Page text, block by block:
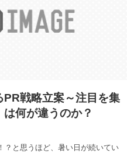
PR戦略立案～注目を集
何が違うのか？
？と思うほど、暑い日が続いてい